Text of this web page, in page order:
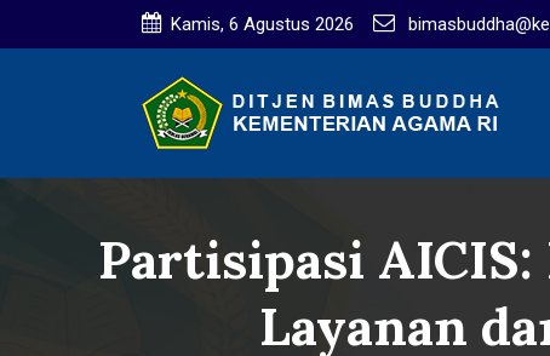
Kamis, 6 Agustus 2026
Partisipasi AICIS:
Layanan